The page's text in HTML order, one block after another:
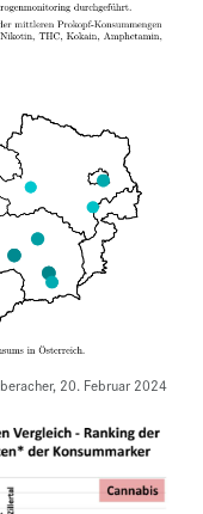
20. Februar 2024